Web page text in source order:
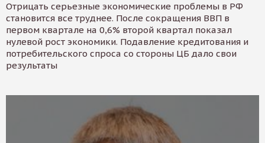
Отрицать серьезные экономические проблемы в РФ
становится все труднее. После сокращения ВВП в
первом квартале на 0,6% второй квартал показал
нулевой рост экономики. Подавление кредитования и
потребительского спроса со стороны ЦБ дало свои
результаты